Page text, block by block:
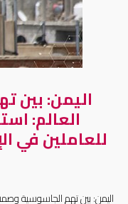
اليمن: بين
العالم:
للعاملين في
اليمن:بين تهم الجاسوسية وصمت